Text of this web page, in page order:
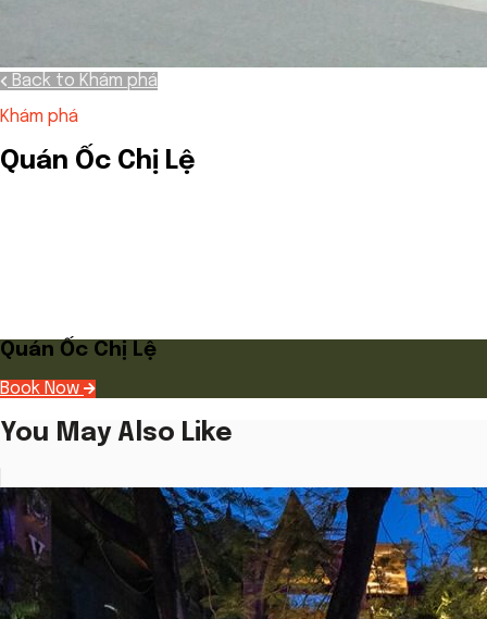
Back to Khám phá
Khám phá
Quán Ốc Chị Lệ
Quán Ốc Chị Lệ
Book Now
You May Also Like